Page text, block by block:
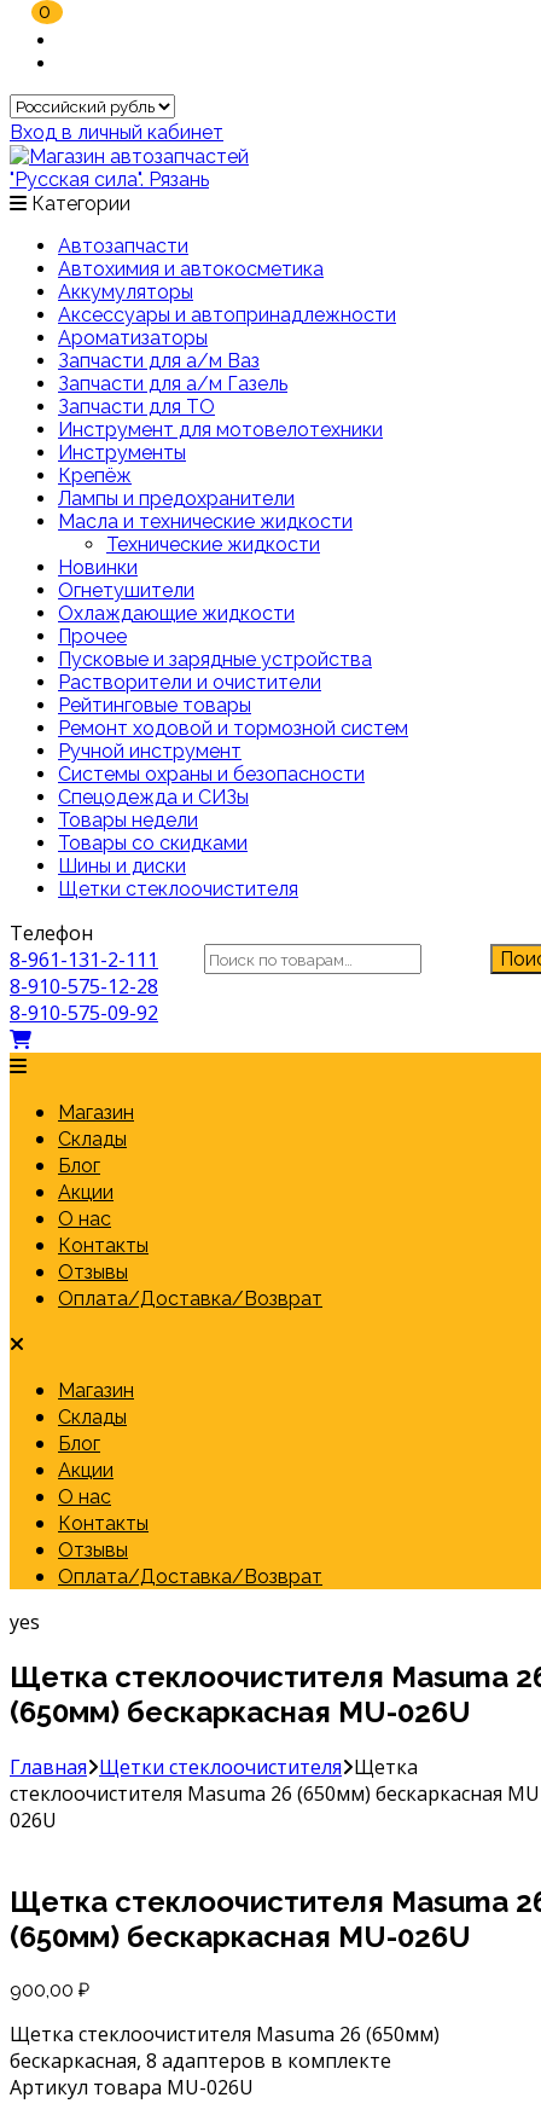
Вход в личный кабинет
Категории
Автозапчасти
Автохимия и автокосметика
Аккумуляторы
Аксессуары и автопринадлежности
Ароматизаторы
Запчасти для а/м Ваз
Запчасти для а/м Газель
Запчасти для ТО
Инструмент для мотовелотехники
Инструменты
Крепёж
Лампы и предохранители
Масла и технические жидкости
Технические жидкости
Новинки
Огнетушители
Охлаждающие жидкости
Прочее
Пусковые и зарядные устройства
Растворители и очистители
Рейтинговые товары
Ремонт ходовой и тормозной систем
Ручной инструмент
Системы охраны и безопасности
Спецодежда и СИЗы
Товары недели
Товары со скидками
Шины и диски
Щетки стеклоочистителя
Искать:
Телефон
8-961-131-2-111
8-910-575-12-28
8-910-575-09-92
0
Магазин
Склады
Блог
Акции
О нас
Контакты
Отзывы
Оплата/Доставка/Возврат
Магазин
Склады
Блог
Акции
О нас
Контакты
Отзывы
Оплата/Доставка/Возврат
yes
Щетка стеклоочистителя Masuma
(650мм) бескаркасная MU-026U
Главная Щетки стеклоочистителя Щетка
стеклоочистителя Masuma 26 (650мм) бескаркасная
026U
Щетка стеклоочистителя Masuma
(650мм) бескаркасная MU-026U
900,00 ₽
Щетка стеклоочистителя Masuma 26 (650мм)
бескаркасная, 8 адаптеров в комплекте
Артикул товара MU-026U